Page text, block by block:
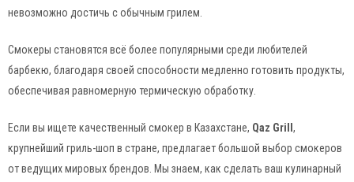
невозможно достичь с обычным грилем.
Смокеры становятся всё более популярными среди любителей
барбекю, благодаря своей способности медленно готовить продукты,
обеспечивая равномерную термическую обработку.
Если вы ищете качественный смокер в Казахстане, Qaz Grill ,
крупнейший гриль-шоп в стране, предлагает большой выбор смокеров
от ведущих мировых брендов. Мы знаем, как сделать ваш кулинарный